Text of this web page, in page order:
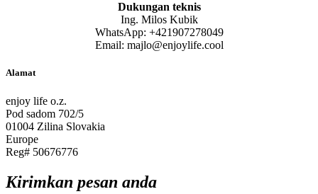
Dukungan teknis
Ing. Milos Kubik
WhatsApp: +421907278049
Email: majlo@enjoylife.cool
Alamat
enjoy life o.z.
Pod sadom 702/5
01004 Zilina Slovakia
Europe
Reg# 50676776
Kirimkan pesan anda